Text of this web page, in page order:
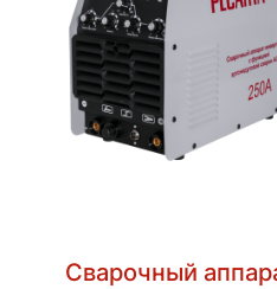
Сварочный